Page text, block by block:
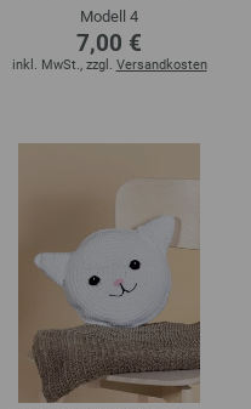
Modell 4
7,00 €
inkl. MwSt., zzgl. Versandkosten